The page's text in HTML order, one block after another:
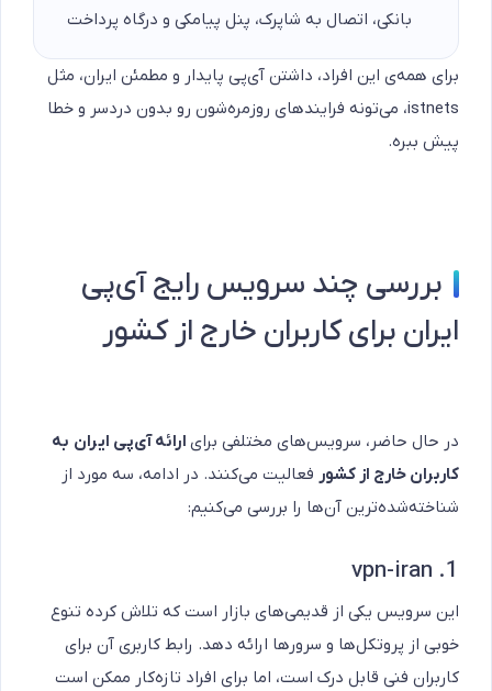
بانکی، اتصال به شاپرک، پنل پیامکی و درگاه پرداخت
برای همه‌ی این افراد، داشتن آی‌پی پایدار و مطمئن ایران، مثل
istnets، می‌تونه فرایندهای روزمره‌شون رو بدون دردسر و خطا
پیش ببره.
بررسی چند سرویس رایج آی‌پی
ایران برای کاربران خارج از کشور
در حال حاضر، سرویس‌های مختلفی برای ارائه آی‌پی ایران به
کاربران خارج از کشور فعالیت می‌کنند. در ادامه، سه مورد از
شناخته‌شده‌ترین آن‌ها را بررسی می‌کنیم:
1. vpn-iran
این سرویس یکی از قدیمی‌های بازار است که تلاش کرده تنوع
خوبی از پروتکل‌ها و سرورها ارائه دهد. رابط کاربری آن برای
کاربران فنی قابل درک است، اما برای افراد تازه‌کار ممکن است